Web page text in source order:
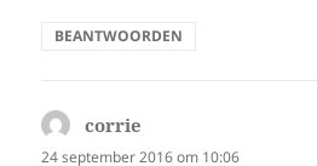
BEANTWOORDEN
corrie
24 september 2016 om 10:06